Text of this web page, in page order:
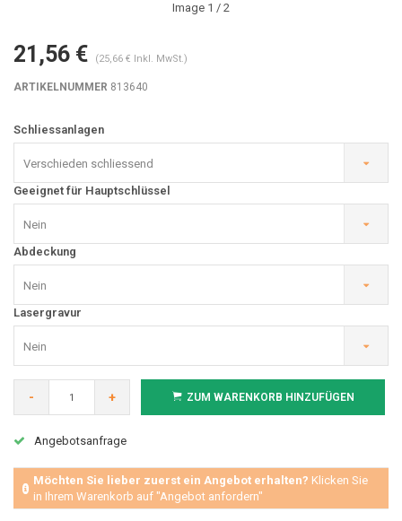
Image 1 / 2
21,56 € (25,66 € Inkl. MwSt.)
ARTIKELNUMMER 813640
Schliessanlagen
Verschieden schliessend
Geeignet für Hauptschlüssel
Nein
Abdeckung
Nein
Lasergravur
Nein
- + ZUM WARENKORB HINZUFÜGEN
Angebotsanfrage
Möchten Sie lieber zuerst ein Angebot erhalten? Klicken Sie
in Ihrem Warenkorb auf "Angebot anfordern"